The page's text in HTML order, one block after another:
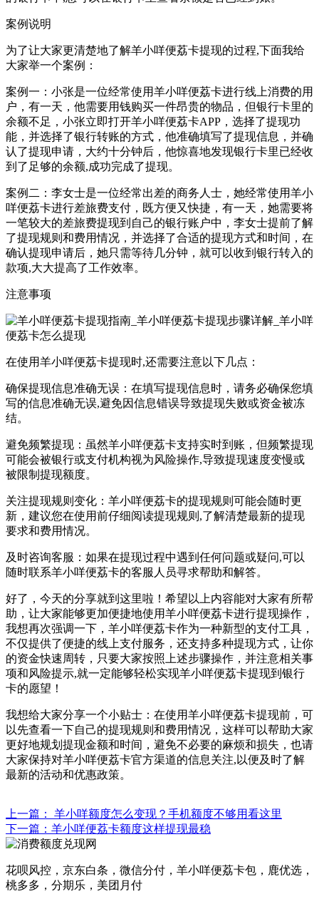
案例说明
为了让大家更清楚地了解羊小咩便荔卡提现的过程,下面我给
大家举一个案例：
案例一：小张是一位经常使用羊小咩便荔卡进行线上消费的用
户，有一天，他需要用钱购买一件昂贵的物品，但银行卡里的
余额不足，小张立即打开羊小咩便荔卡APP，选择了提现功
能，并选择了银行转账的方式，他准确填写了提现信息，并确
认了提现申请，大约十分钟后，他惊喜地发现银行卡里已经收
到了足够的余额,成功完成了提现。
案例二：李女士是一位经常出差的商务人士，她经常使用羊小
咩便荔卡进行差旅费支付，既方便又快捷，有一天，她需要将
一笔较大的差旅费提现到自己的银行账户中，李女士提前了解
了提现规则和费用情况，并选择了合适的提现方式和时间，在
确认提现申请后，她只需等待几分钟，就可以收到银行转入的
款项,大大提高了工作效率。
注意事项
在使用羊小咩便荔卡提现时,还需要注意以下几点：
确保提现信息准确无误：在填写提现信息时，请务必确保您填
写的信息准确无误,避免因信息错误导致提现失败或资金被冻
结。
避免频繁提现：虽然羊小咩便荔卡支持实时到账，但频繁提现
可能会被银行或支付机构视为风险操作,导致提现速度变慢或
被限制提现额度。
关注提现规则变化：羊小咩便荔卡的提现规则可能会随时更
新，建议您在使用前仔细阅读提现规则,了解清楚最新的提现
要求和费用情况。
及时咨询客服：如果在提现过程中遇到任何问题或疑问,可以
随时联系羊小咩便荔卡的客服人员寻求帮助和解答。
好了，今天的分享就到这里啦！希望以上内容能对大家有所帮
助，让大家能够更加便捷地使用羊小咩便荔卡进行提现操作，
我想再次强调一下，羊小咩便荔卡作为一种新型的支付工具，
不仅提供了便捷的线上支付服务，还支持多种提现方式，让你
的资金快速周转，只要大家按照上述步骤操作，并注意相关事
项和风险提示,就一定能够轻松实现羊小咩便荔卡提现到银行
卡的愿望！
我想给大家分享一个小贴士：在使用羊小咩便荔卡提现前，可
以先查看一下自己的提现规则和费用情况，这样可以帮助大家
更好地规划提现金额和时间，避免不必要的麻烦和损失，也请
大家保持对羊小咩便荔卡官方渠道的信息关注,以便及时了解
最新的活动和优惠政策。
上一篇： 羊小咩额度怎么变现？手机额度不够用看这里
下一篇：羊小咩便荔卡额度这样提现最稳
花呗风控，京东白条，微信分付，羊小咩便荔卡包，鹿优选，
桃多多，分期乐，美团月付